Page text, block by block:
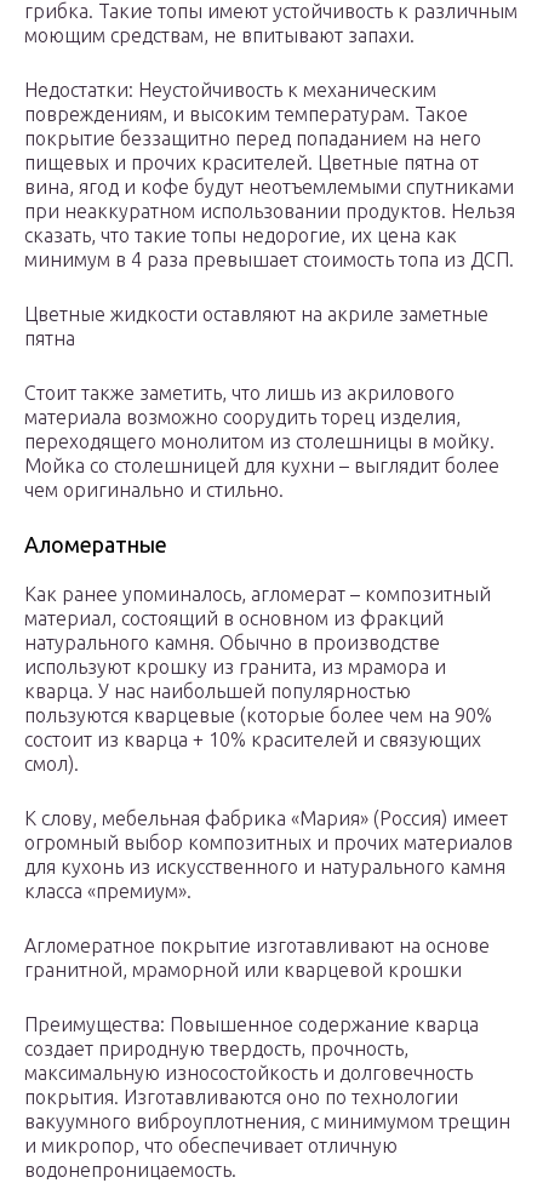
грибка. Такие топы имеют устойчивость к различным
моющим средствам, не впитывают запахи.
Недостатки: Неустойчивость к механическим
повреждениям, и высоким температурам. Такое
покрытие беззащитно перед попаданием на него
пищевых и прочих красителей. Цветные пятна от
вина, ягод и кофе будут неотъемлемыми спутниками
при неаккуратном использовании продуктов. Нельзя
сказать, что такие топы недорогие, их цена как
минимум в 4 раза превышает стоимость топа из ДСП.
Цветные жидкости оставляют на акриле заметные
пятна
Стоит также заметить, что лишь из акрилового
материала возможно соорудить торец изделия,
переходящего монолитом из столешницы в мойку.
Мойка со столешницей для кухни – выглядит более
чем оригинально и стильно.
Аломератные
Как ранее упоминалось, агломерат – композитный
материал, состоящий в основном из фракций
натурального камня. Обычно в производстве
используют крошку из гранита, из мрамора и
кварца. У нас наибольшей популярностью
пользуются кварцевые (которые более чем на 90%
состоит из кварца + 10% красителей и связующих
смол).
К слову, мебельная фабрика «Мария» (Россия) имеет
огромный выбор композитных и прочих материалов
для кухонь из искусственного и натурального камня
класса «премиум».
Агломератное покрытие изготавливают на основе
гранитной, мраморной или кварцевой крошки
Преимущества: Повышенное содержание кварца
создает природную твердость, прочность,
максимальную износостойкость и долговечность
покрытия. Изготавливаются оно по технологии
вакуумного виброуплотнения, с минимумом трещин
и микропор, что обеспечивает отличную
водонепроницаемость.